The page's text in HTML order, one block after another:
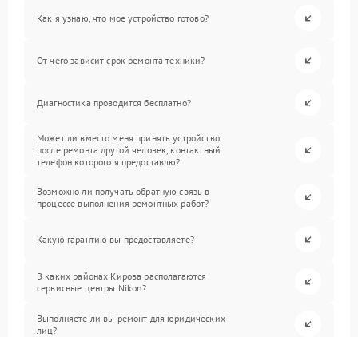
Как я узнаю, что мое устройство готово?
От чего зависит срок ремонта техники?
Диагностика проводится бесплатно?
Может ли вместо меня принять устройство
после ремонта другой человек, контактный
телефон которого я предоставлю?
Возможно ли получать обратную связь в
процессе выполнения ремонтных работ?
Какую гарантию вы предоставляете?
В каких районах Кирова располагаются
сервисные центры Nikon?
Выполняете ли вы ремонт для юридических
лиц?